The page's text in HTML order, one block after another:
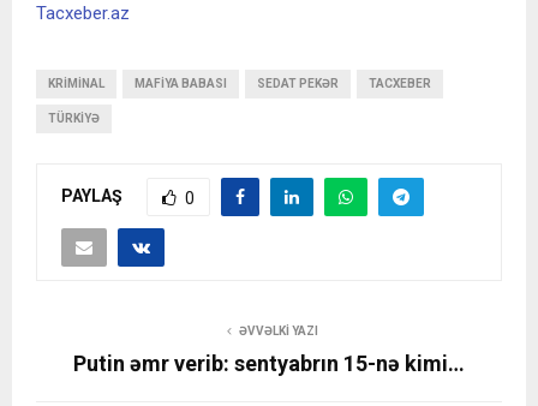
Tacxeber.az
KRIMINAL MAFIYA BABASI SEDAT PEKƏR TACXEBER
TÜRKIYƏ
PAYLAŞ 0
ƏVVƏLKI YAZI
Putin əmr verib: sentyabrın 15-nə kimi…